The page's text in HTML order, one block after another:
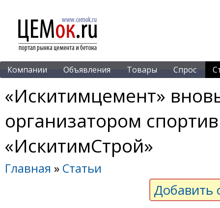
Компании Объявления Товары Спрос
«Искитимцемент»
организатором
«ИскитимСтрой»
Главная » Статьи
Добавить